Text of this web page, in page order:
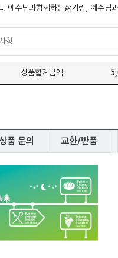
, 예수님과함께하는삶키링, 예수님
상품합계금액
품 문의 교환/반품